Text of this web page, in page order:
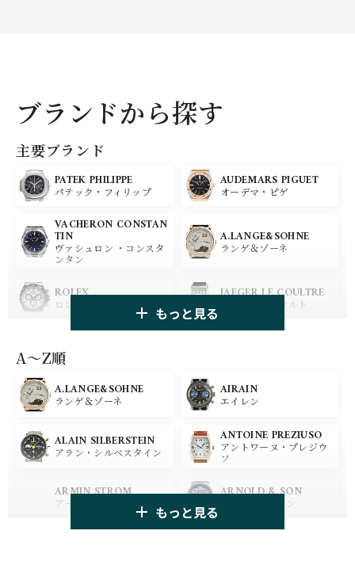
ブランドから探す
主要ブランド
PATEK PHILIPPE
パテック・フィリップ
AUDEMARS PIGUET
オーデマ・ピゲ
VACHERON CONSTAN
TIN
ヴァシュロン ・コンスタ
ンタン
A.LANGE&SOHNE
ランゲ＆ゾーネ
ROLEX
ロレックス
JAEGER LE COULTRE
ジャガー・ルクルト
パネライ
OMEGA
オメガ
BREGUET
ブレゲ
BLANCPAIN
ブランパン
BREITLING
ブライトリング
HUBLOT
ウブロ
ZENITH
もっと見る
A〜Z順
A.LANGE&SOHNE
ランゲ＆ゾーネ
AIRAIN
エイレン
ALAIN SILBERSTEIN
アラン・シルベスタイン
ANTOINE PREZIUSO
アントワーヌ・プレジウ
ソ
ARMIN STROM
アーミン・シュトローム
ARNOLD & SON
アーノルド&サン
もっと見る